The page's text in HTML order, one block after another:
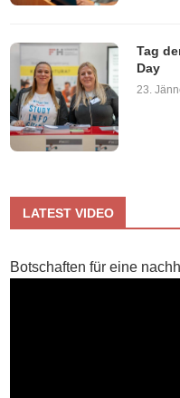
Tag
Day
23.
LATEST VIDEO
Botschaften für eine